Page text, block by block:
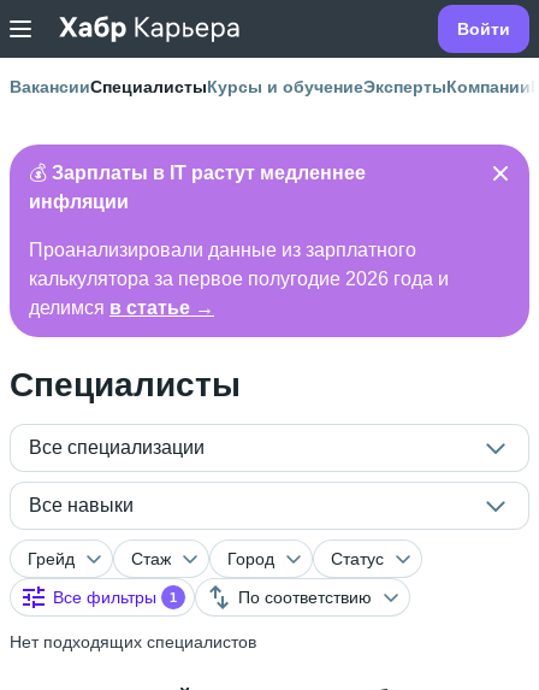
Войти
ВакансииСпециалистыКурсы и обучениеЭкспертыКомпании
💰 Зарплаты в IT растут медленнее
инфляции
Проанализировали данные из зарплатного
калькулятора за первое полугодие 2026 года и
делимся в статье →
Специалисты
Все специализации
Все навыки
Грейд Стаж Город
Статус
Все фильтры
1 По соответствию
Нет подходящих специалистов